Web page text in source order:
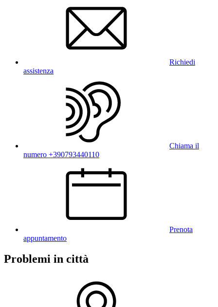
Richiedi
assistenza
Chiama il
numero +390793440110
Prenota
appuntamento
Problemi in città